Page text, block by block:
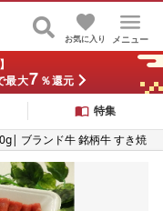
メニュー
お気に入り
最大7 ％還元
特集
ブランド牛 銘柄牛 すき焼
プレゼント 高級 最高級 家
鍋 年越し 家族 集まり パー
人気 高評価 超人気 赤身 脂